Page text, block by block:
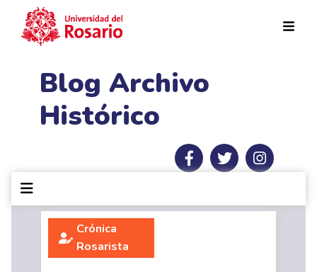
Blog Archivo
Histórico
Crónica
Rosarista